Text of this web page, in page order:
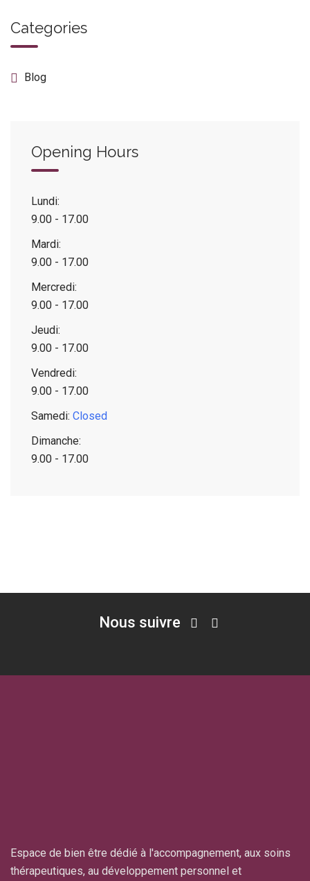
Categories
Blog
Opening Hours
Lundi:
9.00 - 17.00
Mardi:
9.00 - 17.00
Mercredi:
9.00 - 17.00
Jeudi:
9.00 - 17.00
Vendredi:
9.00 - 17.00
Samedi: Closed
Dimanche:
9.00 - 17.00
Nous suivre
Espace de bien être dédié à l'accompagnement, aux soins
thérapeutiques, au développement personnel et